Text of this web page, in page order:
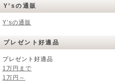
Y’sの通販
Y’sの通販
プレゼント好適品
プレゼント好適品
1万円まで
1万円～